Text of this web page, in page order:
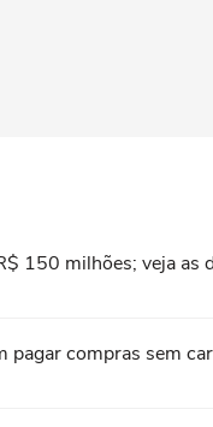
150 milhões; veja as
pagar compras sem